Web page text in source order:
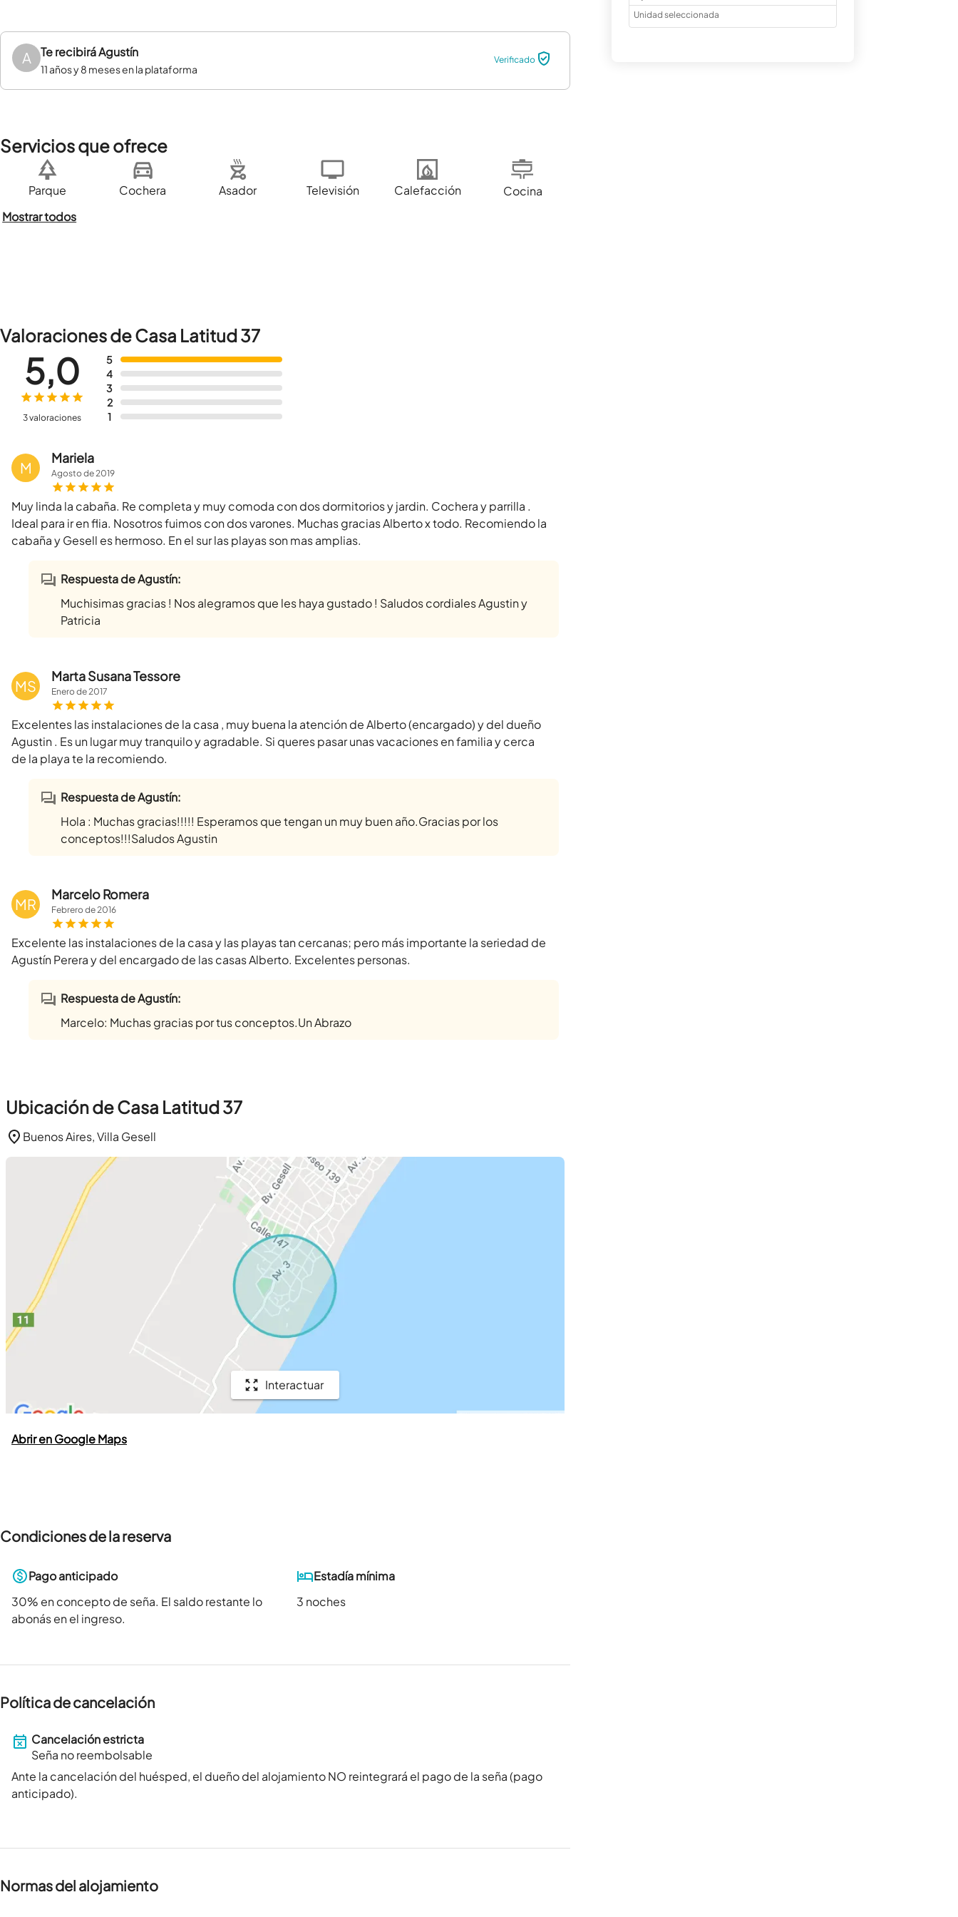
A Te recibiráAgustín
11 años y 8 meses en la plataforma
Verificado
Servicios que ofrece
Parque Cochera Asador Televisión Calefacción
Cocina
Mostrar todos
Valoraciones de Casa Latitud 37
5
4
3
2
1
5,0
3 valoraciones
M
Mariela
Agostode2019
Muy linda la cabaña. Re completa y muy comoda con dos dormitorios y jardin. Cochera y parrilla .
Ideal para ir en flia. Nosotros fuimos con dos varones. Muchas gracias Alberto x todo. Recomiendo la
cabaña y Gesell es hermoso. En el sur las playas son mas amplias.
Respuesta de Agustín:
Muchisimas gracias ! Nos alegramos que les haya gustado ! Saludos cordiales Agustin y
Patricia
MS
Marta Susana Tessore
Enerode2017
Excelentes las instalaciones de la casa , muy buena la atención de Alberto (encargado) y del dueño
Agustin . Es un lugar muy tranquilo y agradable. Si queres pasar unas vacaciones en familia y cerca
de la playa te la recomiendo.
Respuesta de Agustín:
Hola : Muchas gracias!!!!! Esperamos que tengan un muy buen año.Gracias por los
conceptos!!!Saludos Agustin
MR
Marcelo Romera
Febrerode2016
Excelente las instalaciones de la casa y las playas tan cercanas; pero más importante la seriedad de
Agustín Perera y del encargado de las casas Alberto. Excelentes personas.
Respuesta de Agustín:
Marcelo: Muchas gracias por tus conceptos.Un Abrazo
Ubicación de Casa Latitud 37
Buenos Aires, Villa Gesell
Interactuar
Abrir en Google Maps
Condiciones de la reserva
Pago anticipado
30% en concepto de seña. El saldo restante lo
abonás en el ingreso.
Estadía mínima
3 noches
Política de cancelación
Cancelación estricta
Seña no reembolsable
Ante la cancelación del huésped, el dueño del alojamiento NO reintegrará el pago de la seña (pago
anticipado).
Normas del alojamiento
Unidad seleccionada